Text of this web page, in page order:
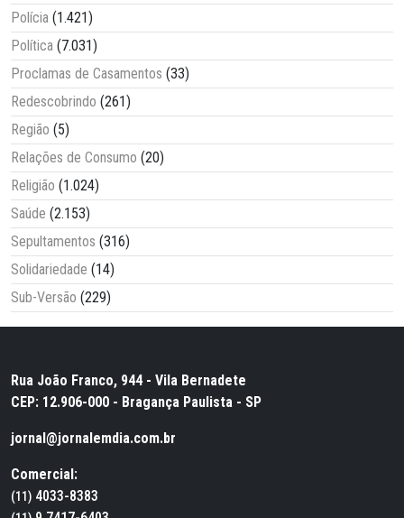
Polícia (1.421)
Política (7.031)
Proclamas de Casamentos (33)
Redescobrindo (261)
Região (5)
Relações de Consumo (20)
Religião (1.024)
Saúde (2.153)
Sepultamentos (316)
Solidariedade (14)
Sub-Versão (229)
Rua João Franco, 944 - Vila Bernadete
CEP: 12.906-000 - Bragança Paulista - SP
jornal@jornalemdia.com.br
Comercial:
(11) 4033-8383